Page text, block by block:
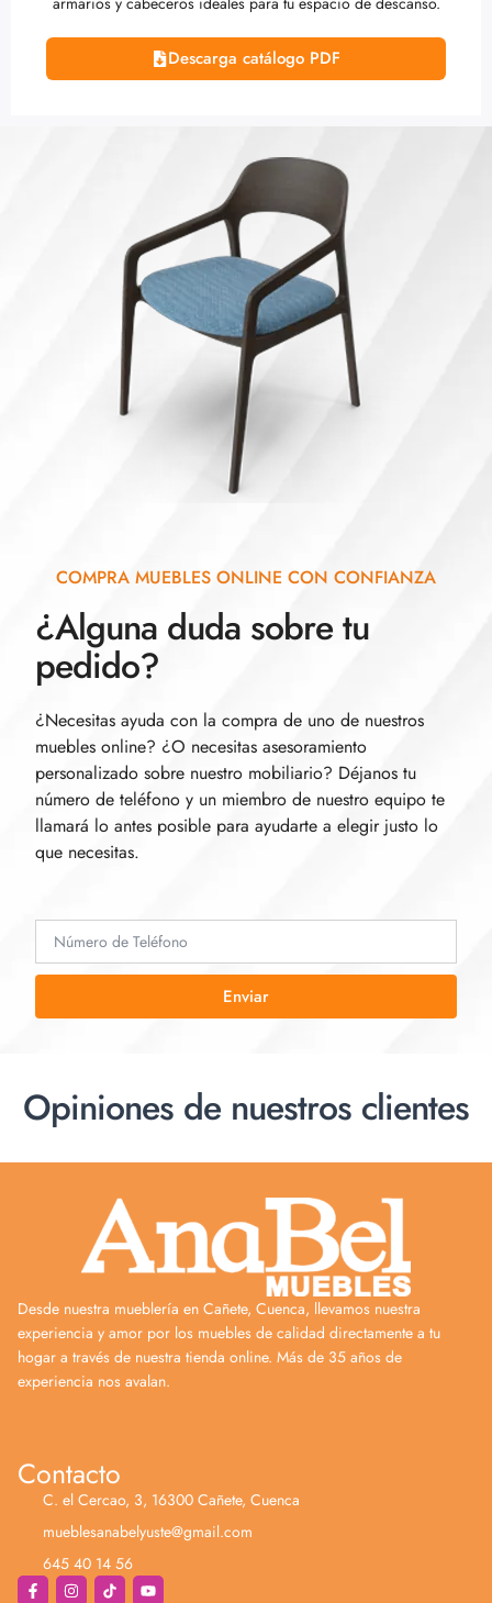
Descarga catálogo PDF
COMPRA MUEBLES ONLINE CON CONFIANZA
¿Alguna duda sobre tu
pedido?
¿Necesitas ayuda con la compra de uno de nuestros
muebles online? ¿O necesitas asesoramiento
personalizado sobre nuestro mobiliario? Déjanos tu
número de teléfono y un miembro de nuestro equipo te
llamará lo antes posible para ayudarte a elegir justo lo
que necesitas.
Enviar
Opiniones de nuestros clientes
Desde nuestra mueblería en Cañete, Cuenca, llevamos nuestra
experiencia y amor por los muebles de calidad directamente a tu
hogar a través de nuestra tienda online. Más de 35 años de
experiencia nos avalan.
Contacto
C. el Cercao, 3, 16300 Cañete, Cuenca
mueblesanabelyuste@gmail.com
645 40 14 56